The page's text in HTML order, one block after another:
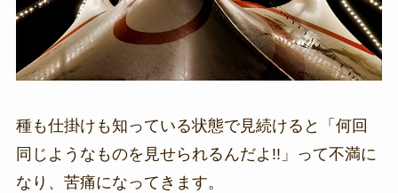
種も仕掛けも知っている状態で見続けると「何回
同じようなものを見せられるんだよ!!」って不満に
なり、苦痛になってきます。